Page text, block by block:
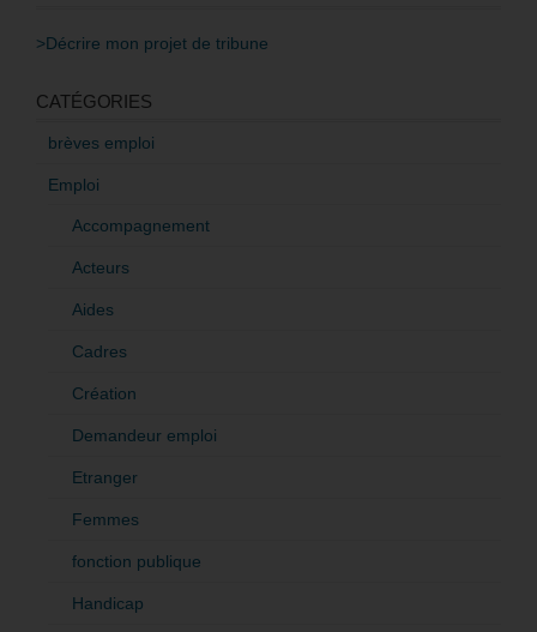
>Décrire mon projet de tribune
CATÉGORIES
brèves emploi
Emploi
Accompagnement
Acteurs
Aides
Cadres
Création
Demandeur emploi
Etranger
Femmes
fonction publique
Handicap